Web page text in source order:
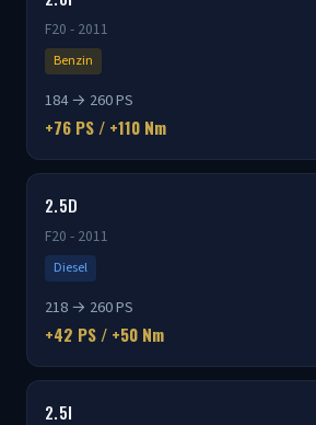
F20 - 2011
Benzin
184 → 260 PS
+76 PS / +110 Nm
2.5D
F20 - 2011
Diesel
218 → 260 PS
+42 PS / +50 Nm
2.5I